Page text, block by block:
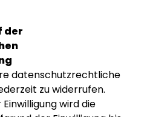
der
datenschutzrechtliche
zu widerrufen.
wird die